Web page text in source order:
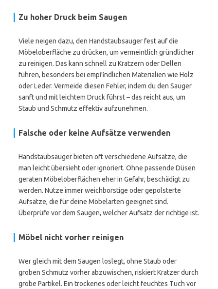
Zu hoher Druck beim Saugen
Viele neigen dazu, den Handstaubsauger fest auf die
Möbeloberfläche zu drücken, um vermeintlich gründlicher
zu reinigen. Das kann schnell zu Kratzern oder Dellen
führen, besonders bei empfindlichen Materialien wie Holz
oder Leder. Vermeide diesen Fehler, indem du den Sauger
sanft und mit leichtem Druck führst – das reicht aus, um
Staub und Schmutz effektiv aufzunehmen.
Falsche oder keine Aufsätze verwenden
Handstaubsauger bieten oft verschiedene Aufsätze, die
man leicht übersieht oder ignoriert. Ohne passende Düsen
geraten Möbeloberflächen eher in Gefahr, beschädigt zu
werden. Nutze immer weichborstige oder gepolsterte
Aufsätze, die für deine Möbelarten geeignet sind.
Überprüfe vor dem Saugen, welcher Aufsatz der richtige ist.
Möbel nicht vorher reinigen
Wer gleich mit dem Saugen loslegt, ohne Staub oder
groben Schmutz vorher abzuwischen, riskiert Kratzer durch
grobe Partikel. Ein trockenes oder leicht feuchtes Tuch vor